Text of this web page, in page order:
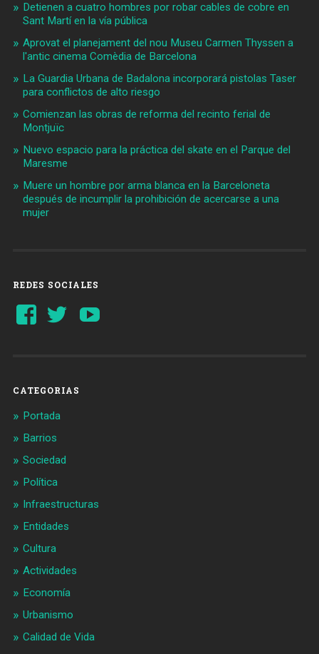
Detienen a cuatro hombres por robar cables de cobre en
Sant Martí en la vía pública
Aprovat el planejament del nou Museu Carmen Thyssen a
l'antic cinema Comèdia de Barcelona
La Guardia Urbana de Badalona incorporará pistolas Taser
para conflictos de alto riesgo
Comienzan las obras de reforma del recinto ferial de
Montjuïc
Nuevo espacio para la práctica del skate en el Parque del
Maresme
Muere un hombre por arma blanca en la Barceloneta
después de incumplir la prohibición de acercarse a una
mujer
REDES SOCIALES
Ver
perfil
Ver
perfil
CATEGORIAS
Portada
Barrios
Sociedad
Política
Infraestructuras
Entidades
Cultura
Actividades
Economía
Urbanismo
Calidad de Vida